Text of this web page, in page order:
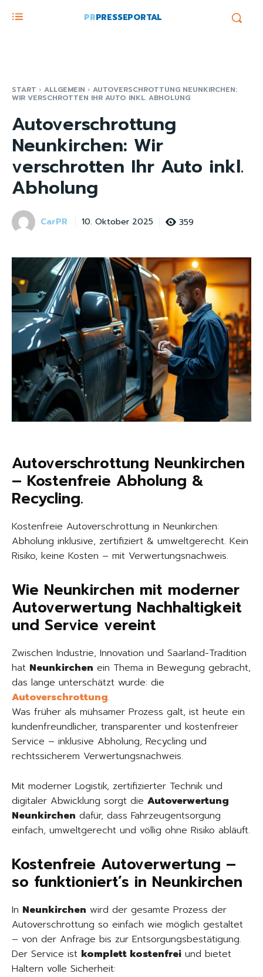
PRPRESSEPORTAL
START ALLGEMEIN AUTOVERSCHROTTUNG NEUNKIRCHEN:
WIR VERSCHROTTEN IHR AUTO INKL. ABHOLUNG
Autoverschrottung
Neunkirchen: Wir
verschrotten Ihr Auto inkl.
Abholung
CarPR 10. Oktober 2025 359
Autoverschrottung Neunkirchen
– Kostenfreie Abholung &
Recycling.
Kostenfreie Autoverschrottung in Neunkirchen:
Abholung inklusive, zertifiziert & umweltgerecht. Kein
Risiko, keine Kosten – mit Verwertungsnachweis.
Wie Neunkirchen mit moderner
Autoverwertung Nachhaltigkeit
und Service vereint
Zwischen Industrie, Innovation und Saarland-Tradition
hat Neunkirchen ein Thema in Bewegung gebracht,
das lange unterschätzt wurde: die
Autoverschrottung.
Was früher als mühsamer Prozess galt, ist heute ein
kundenfreundlicher, transparenter und kostenfreier
Service – inklusive Abholung, Recycling und
rechtssicherem Verwertungsnachweis.
Mit moderner Logistik, zertifizierter Technik und
digitaler Abwicklung sorgt die Autoverwertung
Neunkirchen dafür, dass Fahrzeugentsorgung
einfach, umweltgerecht und völlig ohne Risiko abläuft.
Kostenfreie Autoverwertung –
so funktioniert’s in Neunkirchen
In Neunkirchen wird der gesamte Prozess der
Autoverschrottung so einfach wie möglich gestaltet
– von der Anfrage bis zur Entsorgungsbestätigung.
Der Service ist komplett kostenfrei und bietet
Haltern volle Sicherheit: